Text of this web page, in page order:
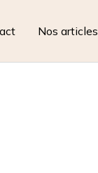
Nos articles